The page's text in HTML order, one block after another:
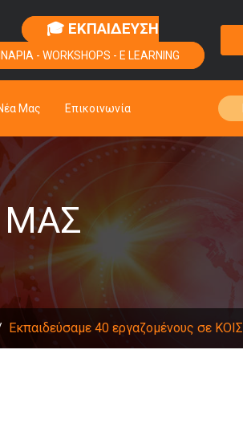
🎓 ΕΚΠΑΙΔΕΥΣΗ
- WORKSHOPS - E LEARNING
Μας Επικοινωνία
ΜΑΣ
Eκπαιδεύσαμε 40 εργαζομένους σε